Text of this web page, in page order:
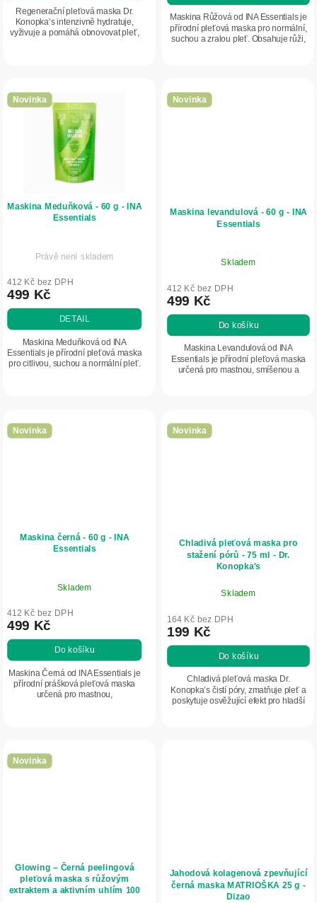
Regenerační pleťová maska Dr.
Konopka’s intenzivně hydratuje,
vyživuje a pomáhá obnovovat pleť,
Maskina Růžová od INA Essentials je
přírodní pleťová maska pro normální,
suchou a zralou pleť. Obsahuje růži,
Novinka
Maskina Meduňková - 60 g - INA
Essentials
Právě není skladem
412 Kč bez DPH
499 Kč
DETAIL
Maskina Meduňková od INA
Essentials je přírodní pleťová maska
pro citlivou, suchou a normální pleť.
Novinka
Maskina levandulová - 60 g - INA
Essentials
Skladem
412 Kč bez DPH
499 Kč
Do košíku
Maskina Levandulová od INA
Essentials je přírodní pleťová maska
určená pro mastnou, smíšenou a
Novinka
Maskina černá - 60 g - INA
Essentials
Skladem
412 Kč bez DPH
499 Kč
Do košíku
Maskina Černá od INA Essentials je
přírodní prášková pleťová maska
určená pro mastnou,
Novinka
Chladivá pleťová maska pro
stažení pórů - 75 ml - Dr.
Konopka's
Skladem
164 Kč bez DPH
199 Kč
Do košíku
Chladivá pleťová maska Dr.
Konopka’s čistí póry, zmatňuje pleť a
poskytuje osvěžující efekt pro hladší
Novinka
Glowing – Černá peelingová
pleťová maska s růžovým
extraktem a aktivním uhlím 100
Jahodová kolagenová zpevňující
černá maska MATRIOŠKA 25 g -
Dizao